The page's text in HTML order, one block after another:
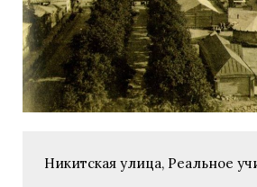
Никитская улица, Реальное